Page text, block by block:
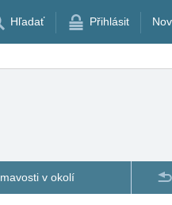
Hľadať Přihlásit
v okolí